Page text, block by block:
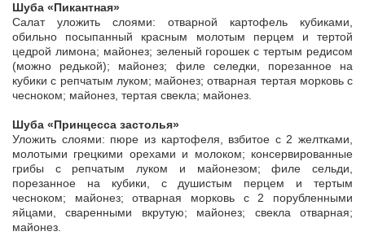
Шуба «Пикантная»
Салат уложить слоями: отварной картофель кубиками,
обильно посыпанный красным молотым перцем и тертой
цедрой лимона; майонез; зеленый горошек с тертым редисом
(можно редькой); майонез; филе селедки, порезанное на
кубики с репчатым луком; майонез; отварная тертая морковь с
чесноком; майонез, тертая свекла; майонез.
Шуба «Принцесса застолья»
Уложить слоями: пюре из картофеля, взбитое с 2 желтками,
молотыми грецкими орехами и молоком; консервированные
грибы с репчатым луком и майонезом; филе сельди,
порезанное на кубики, с душистым перцем и тертым
чесноком; майонез; отварная морковь с 2 порубленными
яйцами, сваренными вкрутую; майонез; свекла отварная;
майонез.